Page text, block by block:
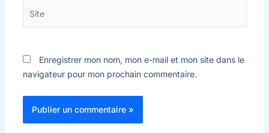
Enregistrer mon nom, mon e-mail et mon site dans le
navigateur pour mon prochain commentaire.